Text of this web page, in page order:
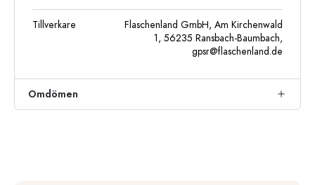
Tillverkare
Flaschenland GmbH, Am Kirchenwald
1, 56235 Ransbach-Baumbach,
gpsr@flaschenland.de
Omdömen